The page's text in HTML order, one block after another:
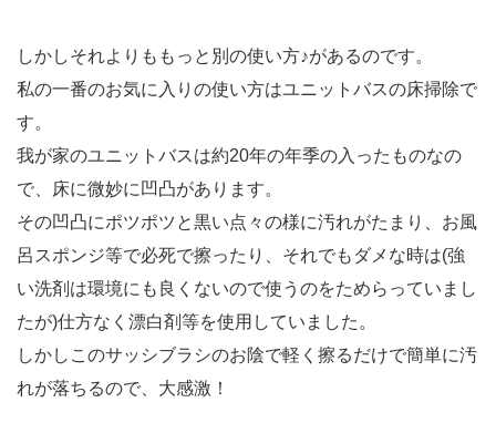
しかしそれよりももっと別の使い方♪があるのです。
私の一番のお気に入りの使い方はユニットバスの床掃除で
す。
我が家のユニットバスは約20年の年季の入ったものなの
で、床に微妙に凹凸があります。
その凹凸にポツポツと黒い点々の様に汚れがたまり、お風
呂スポンジ等で必死で擦ったり、それでもダメな時は(強
い洗剤は環境にも良くないので使うのをためらっていまし
たが)仕方なく漂白剤等を使用していました。
しかしこのサッシブラシのお陰で軽く擦るだけで簡単に汚
れが落ちるので、大感激！